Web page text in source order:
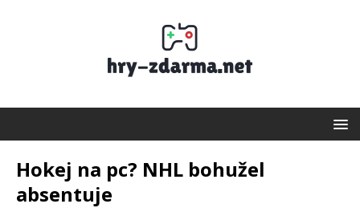
Hokej na pc? NHL bohužel
absentuje